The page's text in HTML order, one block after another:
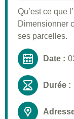
Qu’est ce que
Dimensionner
ses parcelles.
Date :
Durée :